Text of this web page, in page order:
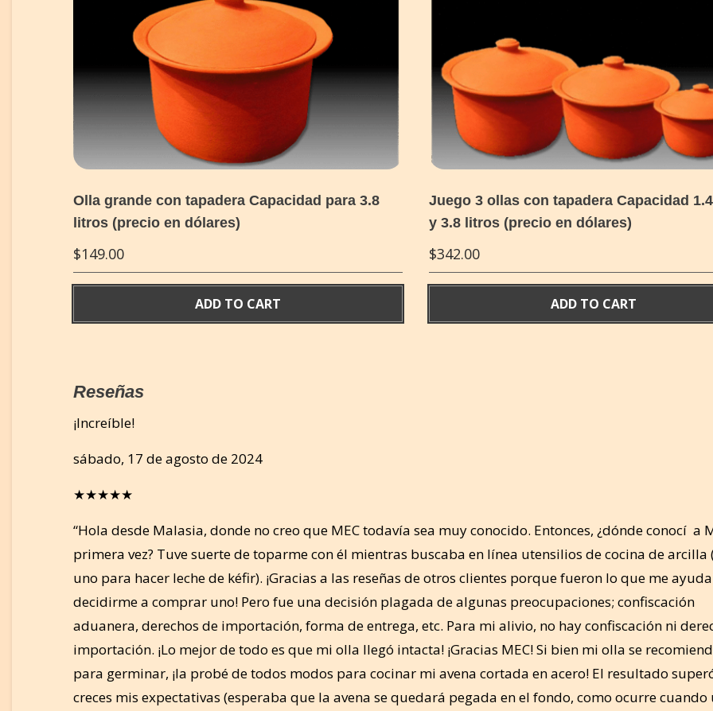
Olla grande con tapadera Capacidad para 3.8
litros (precio en dólares)
$149.00
ADD TO CART
Juego 3 ollas con tapadera Capacidad
y 3.8 litros (precio en dólares)
$342.00
ADD TO CART
Reseñas
¡Increíble!
sábado, 17 de agosto de 2024
★★★★★
“Hola desde Malasia, donde no creo que MEC todavía sea muy conocido. Entonces, ¿dónde conocí a
primera vez? Tuve suerte de toparme con él mientras buscaba en línea utensilios de cocina de arcilla
uno para hacer leche de kéfir). ¡Gracias a las reseñas de otros clientes porque fueron lo que me
decidirme a comprar uno! Pero fue una decisión plagada de algunas preocupaciones; confiscación
aduanera, derechos de importación, forma de entrega, etc. Para mi alivio, no hay confiscación ni
importación. ¡Lo mejor de todo es que mi olla llegó intacta! ¡Gracias MEC! Si bien mi olla se
para germinar, ¡la probé de todos modos para cocinar mi avena cortada en acero! El resultado
creces mis expectativas (esperaba que la avena se quedará pegada en el fondo, como ocurre cuando